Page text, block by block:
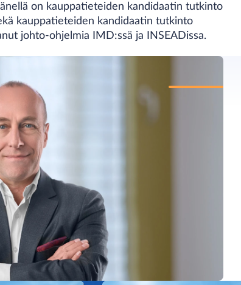
on kauppatieteiden kandidaatin tutkinto
kauppatieteiden kandidaatin tutkinto
johto-ohjelmia IMD:ssä ja INSEADissa.